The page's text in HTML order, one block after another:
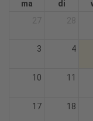
ma di
3 4
10 11
17 18